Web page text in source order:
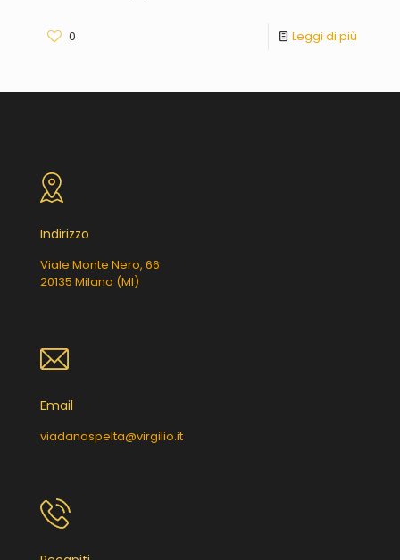
0 Leggi di più
Indirizzo
Viale Monte Nero, 66
20135 Milano (MI)
Email
viadanaspelta@virgilio.it